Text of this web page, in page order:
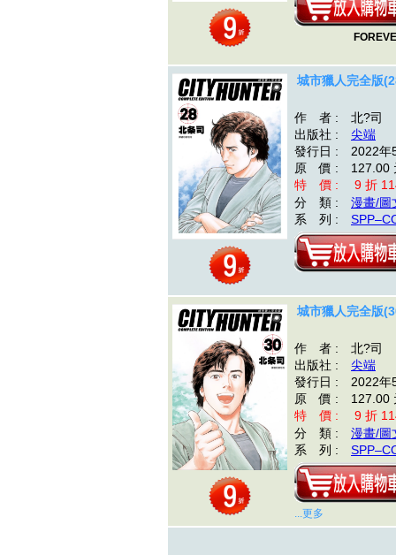
城市獵人完全版
作 者 : 北?司
出版社 : 尖端
發行日 : 2022年
原 價 : 127.00
特 價 : 9 折
分 類 : 漫畫/圖
系 列 :
城市獵人完全版
作 者 : 北?司
出版社 : 尖端
發行日 : 2022年
原 價 : 127.00
特 價 : 9 折
分 類 : 漫畫/圖
系 列 :
...更多